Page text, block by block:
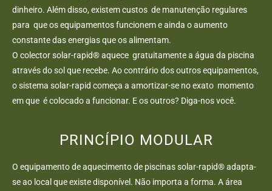
dinheiro. Além disso, existem custos de manutenção regulares
para que os equipamentos funcionem e ainda o aumento
constante das energias que os alimentam.
O colector solar-rapid® aquece gratuitamente a água da piscina
através do sol que recebe. Ao contrário dos outros equipamentos,
o sistema solar-rapid começa a amortizar-se no exato momento
em que é colocado a funcionar. E os outros? Diga-nos você.
PRINCÍPIO MODULAR
O equipamento de aquecimento de piscinas solar-rapid® adapta-
se ao local que existe disponível. Não importa a forma. A área